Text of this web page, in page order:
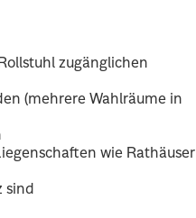
zugänglichen
(mehrere Wahlräume in
wie Rathäuser
sind